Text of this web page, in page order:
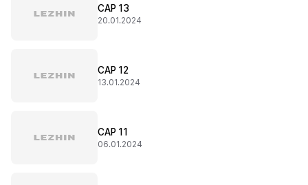
CAP 13
20.01.2024
CAP 12
13.01.2024
CAP 11
06.01.2024